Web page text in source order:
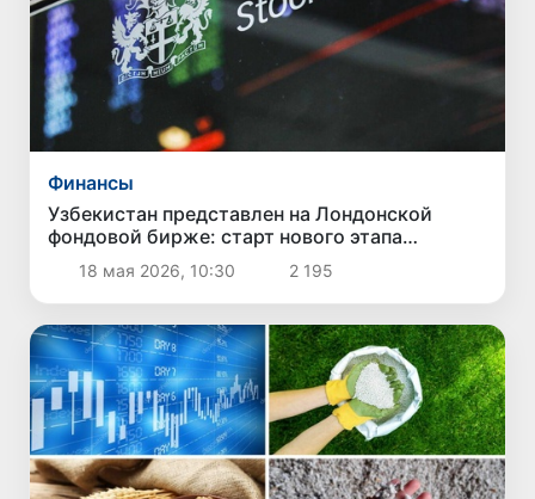
Финансы
Узбекистан представлен на Лондонской
фондовой бирже: старт нового этапа
интеграции в глобальные рынки капитала
18 мая 2026, 10:30 2 195